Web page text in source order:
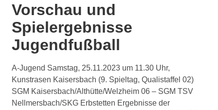
Vorschau und
Spielergebnisse
Jugendfußball
A-Jugend Samstag, 25.11.2023 um 11.30 Uhr,
Kunstrasen Kaisersbach (9. Spieltag, Qualistaffel 02)
SGM Kaisersbach/Althütte/Welzheim 06 – SGM TSV
Nellmersbach/SKG Erbstetten Ergebnisse der